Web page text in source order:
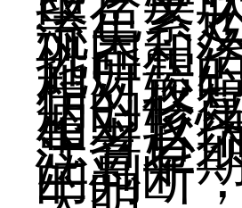
黑色素
流失。
巩固和
施所需
相对较
病的修
相对较
患者必
注意早
的判断